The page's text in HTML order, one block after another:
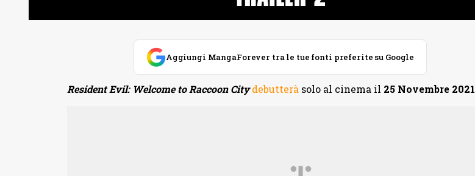
Aggiungi MangaForever tra le tue fonti preferite su Google
Resident Evil: Welcome to Raccoon City debutterà solo al cinema il 25 Novembre 2021